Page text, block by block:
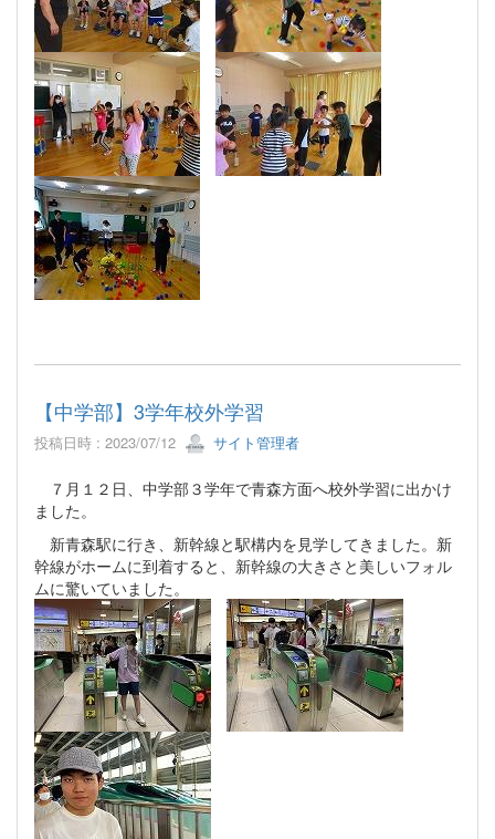
【中学部】3学年校外学習
投稿日時 : 2023/07/12 サイト管理者
７月１２日、中学部３学年で青森方面へ校外学習に出かけ
ました。
新青森駅に行き、新幹線と駅構内を見学してきました。新
幹線がホームに到着すると、新幹線の大きさと美しいフォル
ムに驚いていました。